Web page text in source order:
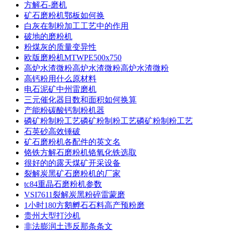
方解石-磨机
矿石磨粉机鄂板如何换
白灰在制粉加工工艺中的作用
破地的磨粉机
粉煤灰的质量变异性
欧版磨粉机MTWPE500x750
高炉水渣微粉高炉水渣微粉高炉水渣微粉
高钙粉用什么原材料
电石泥矿中州雷磨机
三元催化器目数和面积如何换算
产能粉碳酸钙制粉机器
磷矿粉制粉工艺磷矿粉制粉工艺磷矿粉制粉工艺
石英砂高效锤破
矿石磨粉机各配件的英文名
铬铁方解石磨粉机铬氧化铁选取
很好的的露天煤矿开采设备
裂解炭黑矿石磨粉机的厂家
tc84重晶石磨粉机参数
VSI7611裂解炭黑粉碎雷蒙磨
1小时180方鹅孵石石料高产预粉磨
贵州大型打沙机
非法膨润土违反那条条文